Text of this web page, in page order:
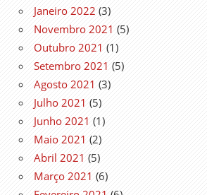
Janeiro 2022 (3)
Novembro 2021 (5)
Outubro 2021 (1)
Setembro 2021 (5)
Agosto 2021 (3)
Julho 2021 (5)
Junho 2021 (1)
Maio 2021 (2)
Abril 2021 (5)
Março 2021 (6)